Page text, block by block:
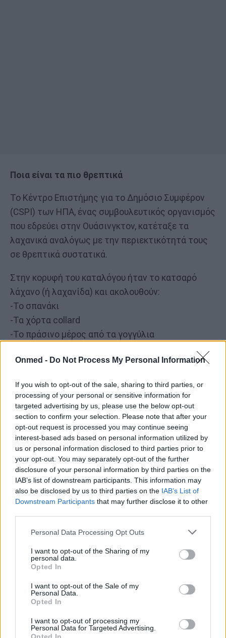
Onmed - Do Not Process My Personal Information
If you wish to opt-out of the sale, sharing to third parties, or
processing of your personal or sensitive information for
targeted advertising by us, please use the below opt-out
section to confirm your selection. Please note that after your
opt-out request is processed you may continue seeing
interest-based ads based on personal information utilized by
us or personal information disclosed to third parties prior to
your opt-out. You may separately opt-out of the further
disclosure of your personal information by third parties on the
IAB’s list of downstream participants. This information may
also be disclosed by us to third parties on the IAB’s List of
Downstream Participants that may further disclose it to other
Personal Data Processing Opt Outs
I want to opt-out of the Sharing of my
personal data.
Opted In
I want to opt-out of the Sale of my
Personal Data.
Opted In
I want to opt-out of processing my
Personal Data for Targeted Advertising.
Ποια είναι τα πιο θρεπτικά
Το Κέντρο Επιστήμης για το Δημόσιο Συμφέρον
(CSPI) των ΗΠΑ, ένας συμβουλευτικός οργανισμός
που εδρεύει στην Ουάσινγκτον, κατέταξε τα
λαχανικά αναλόγως με την περιεκτικότητά τους
σε θρεπτικά συστατικά.
Στην κορυφή του καταλόγου ήταν το κατσαρό
λάχανο (ή λαχανίδα) και ακολουθούν:
-Το σπανάκι
-Τα χόρτα collard
-Το πράσινο μέρος από τα γογγύλια
-Η κολοκύθα
-Οι γλυκοπατάτες
-Το μπρόκολο
-Τα καρότα
Πολύ θρεπτικά είναι επίσης το μαρούλι, οι
κόκκινες πιπεριές, τα αντίδια, τα κολοκύθια, οι
πράσινες πιπεριές και ο αρακάς.
Διαβάστε επίσης:
Ποια είναι η κατάλληλη ώρα για να φάτε τα
φρούτα
Ποια φρούτα επιταχύνουν τον μεταβολισμό